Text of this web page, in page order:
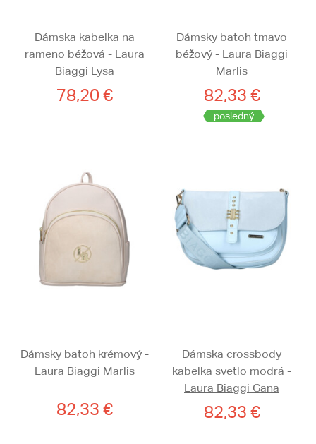
Dámska kabelka na
rameno béžová - Laura
Biaggi Lysa
78,20 €
Dámsky batoh tmavo
béžový - Laura Biaggi
Marlis
82,33 €
posledný
Dámsky batoh krémový -
Laura Biaggi Marlis
82,33 €
Dámska crossbody
kabelka svetlo modrá -
Laura Biaggi Gana
82,33 €